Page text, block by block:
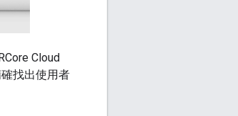
Cloud
找出使用者